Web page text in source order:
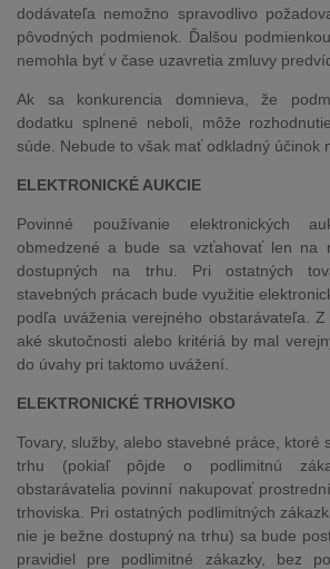
dodávateľa nemožno spravodlivo
pôvodných podmienok. Ďalšou
nemohla byť v čase uzavretia zmluvy
Ak sa konkurencia domnieva, že
dodatku splnené neboli, môže
súde. Nebude to však mať odkladný účinok
ELEKTRONICKÉ AUKCIE
Povinné používanie elektronických
obmedzené a bude sa vzťahovať len na
dostupných na trhu. Pri ostatných
stavebných prácach bude využitie
podľa uváženia verejného obstarávateľa. Z
aké skutočnosti alebo kritériá by mal
do úvahy pri taktomo uvážení.
ELEKTRONICKÉ TRHOVISKO
Tovary, služby, alebo stavebné práce, ktoré
trhu (pokiaľ pôjde o podlimitnú
obstarávatelia povinní nakupovať
trhoviska. Pri ostatných podlimitných
nie je bežne dostupný na trhu) sa bude
pravidiel pre podlimitné zákazky, bez